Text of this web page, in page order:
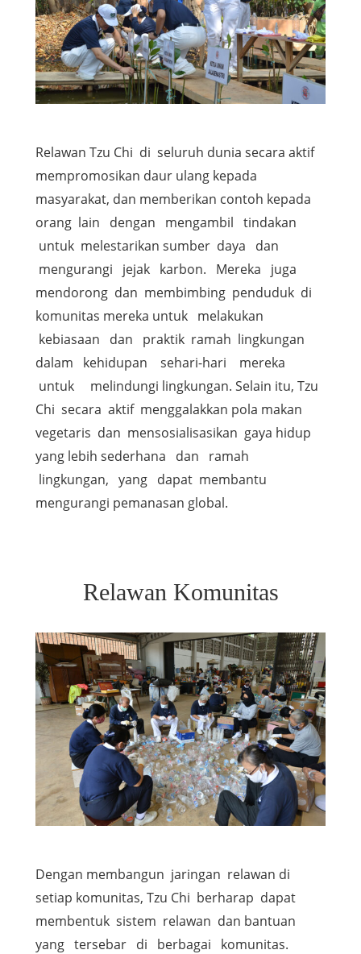
Relawan Tzu Chi di seluruh dunia secara aktif
mempromosikan daur ulang kepada
masyarakat, dan memberikan contoh kepada
orang lain dengan mengambil tindakan
untuk melestarikan sumber daya dan
mengurangi jejak karbon. Mereka juga
mendorong dan membimbing penduduk di
komunitas mereka untuk melakukan
kebiasaan dan praktik ramah lingkungan
dalam kehidupan sehari-hari mereka
untuk melindungi lingkungan. Selain itu, Tzu
Chi secara aktif menggalakkan pola makan
vegetaris dan mensosialisasikan gaya hidup
yang lebih sederhana dan ramah
lingkungan, yang dapat membantu
mengurangi pemanasan global.
Relawan Komunitas
Dengan membangun jaringan relawan di
setiap komunitas, Tzu Chi berharap dapat
membentuk sistem relawan dan bantuan
yang tersebar di berbagai komunitas.